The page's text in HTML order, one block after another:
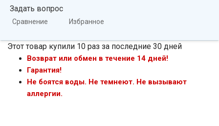
Задать вопрос
Сравнение Избранное
Этот товар купили 10 раз за последние 30 дней
Возврат или обмен в течение 14 дней!
Гарантия!
Не боятся воды. Не темнеют. Не вызывают
аллергии.